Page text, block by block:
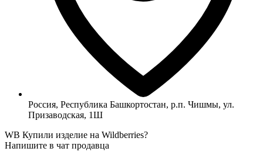
Россия, Республика Башкортостан, р.п. Чишмы, ул.
Призаводская, 1Ш
WB Купили изделие на Wildberries?
Напишите в чат продавца